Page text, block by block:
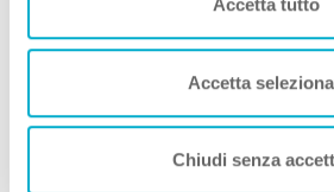
Accetta tutto
Accetta
Chiudi senza